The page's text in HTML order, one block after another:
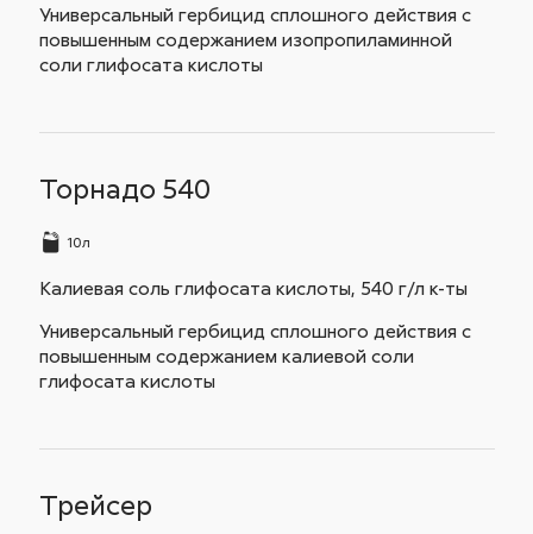
Универсальный гербицид сплошного действия с
повышенным содержанием изопропиламинной
соли глифосата кислоты
Торнадо 540
10л
Калиевая соль глифосата кислоты, 540 г/л к-ты
Универсальный гербицид сплошного действия с
повышенным содержанием калиевой соли
глифосата кислоты
Трейсер